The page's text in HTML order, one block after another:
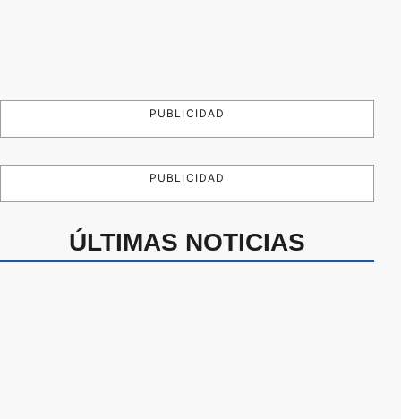
PUBLICIDAD
PUBLICIDAD
ÚLTIMAS NOTICIAS